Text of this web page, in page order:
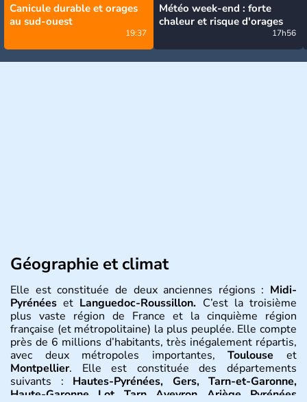
Canicule durable et orages
au sud-ouest
19:37
Météo week-end : forte
chaleur et risque d'orages
17h56
Géographie et climat
Elle est constituée de deux anciennes régions : Midi-
Pyrénées et Languedoc-Roussillon. C’est la troisième
plus vaste région de France et la cinquième région
française (et métropolitaine) la plus peuplée. Elle compte
près de 6 millions d’habitants, très inégalement répartis,
avec deux métropoles importantes,Toulouse et
Montpellier. Elle est constituée des départements
suivants : Hautes-Pyrénées, Gers, Tarn-et-Garonne,
Haute-Garonne, Lot, Tarn, Aveyron, Ariège, Pyrénées